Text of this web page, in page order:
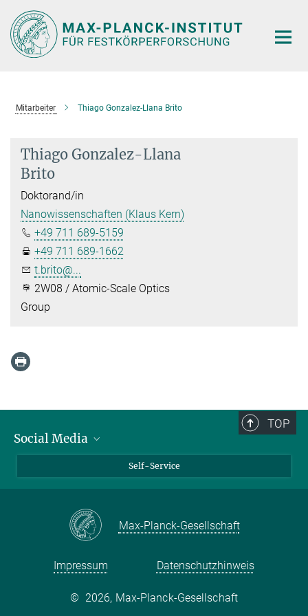
Hauptinhalt
Mitarbeiter Thiago Gonzalez-Llana Brito
Thiago Gonzalez-Llana
Brito
Doktorand/in
Nanowissenschaften (Klaus Kern)
+49 711 689-5159
+49 711 689-1662
t.brito@...
2W08 / Atomic-Scale Optics
Group
TOP
Social Media
Facebook
Self-Service
Max-Planck-Gesellschaft
Impressum Datenschutzhinweis
© 2026, Max-Planck-Gesellschaft